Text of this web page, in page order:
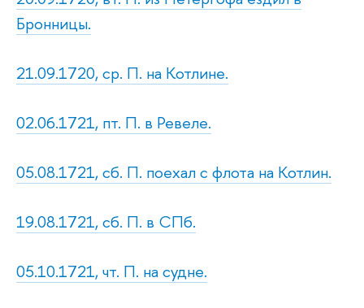
Бронницы.
21.09.1720, ср. П. на Котлине.
02.06.1721, пт. П. в Ревеле.
05.08.1721, сб. П. поехал с флота на Котлин.
19.08.1721, сб. П. в СПб.
05.10.1721, чт. П. на судне.